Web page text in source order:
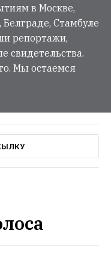
в Москве,
Стамбуле
репортажи,
свидетельства.
Мы остаемся